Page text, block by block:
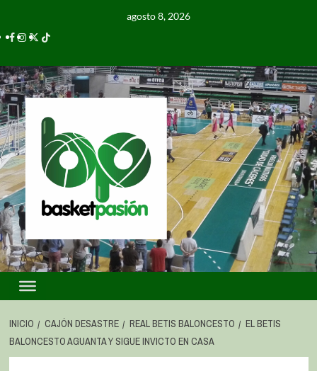
agosto 8, 2026
INICIO CAJÓN DESASTRE REAL BETIS BALONCESTO
EL BETIS
BALONCESTO AGUANTA Y SIGUE INVICTO EN CASA